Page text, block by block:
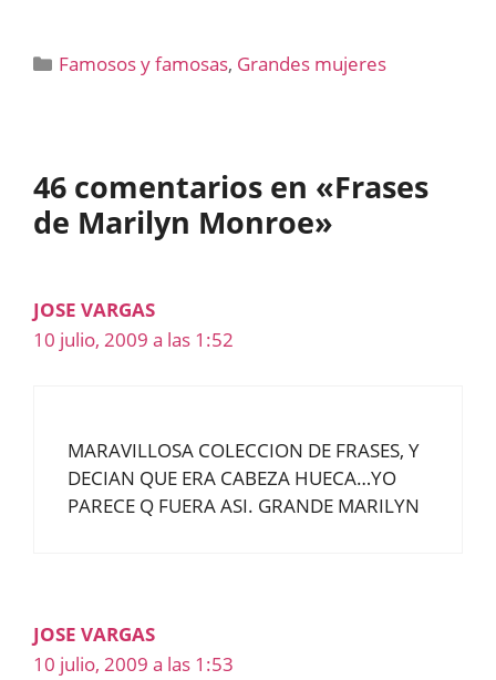
Categorías
Famosos y famosas, Grandes mujeres
46 comentarios en «Frases
de Marilyn Monroe»
JOSE VARGAS
10 julio, 2009 a las 1:52
MARAVILLOSA COLECCION DE FRASES, Y
DECIAN QUE ERA CABEZA HUECA…YO
PARECE Q FUERA ASI. GRANDE MARILYN
JOSE VARGAS
10 julio, 2009 a las 1:53